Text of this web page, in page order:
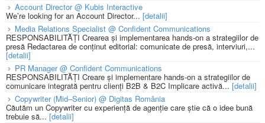
Account Director @ Kubis Interactive
We’re looking for an Account Director... [detalii]
Media Relations Specialist @ Confident Communications
RESPONSABILITĂȚI Crearea și implementarea hands-on a strategiilor de
presă Redactarea de conținut editorial: comunicate de presă, interviuri,...
[detalii]
PR Manager @ Confident Communications
RESPONSABILITĂȚI Creare și implementare hands-on a strategiilor de
comunicare integrată pentru clienți B2B & B2C Implicare activă... [detalii]
Copywriter (Mid–Senior) @ Digitas România
Căutăm un Copywriter cu experiență de agenție care știe că o idee bună
trebuie să... [detalii]